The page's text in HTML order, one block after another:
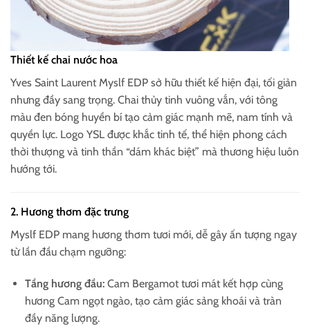
Thiết kế chai nước hoa
Yves Saint Laurent Myslf EDP sở hữu thiết kế hiện đại, tối giản
nhưng đầy sang trọng. Chai thủy tinh vuông vắn, với tông
màu đen bóng huyền bí tạo cảm giác mạnh mẽ, nam tính và
quyền lực. Logo YSL được khắc tinh tế, thể hiện phong cách
thời thượng và tinh thần “dám khác biệt” mà thương hiệu luôn
hướng tới.
2. Hương thơm đặc trưng
Myslf EDP mang hương thơm tươi mới, dễ gây ấn tượng ngay
từ lần đầu chạm ngưỡng:
Tầng hương đầu:Cam Bergamot tươi mát kết hợp cùng
hương Cam ngọt ngào, tạo cảm giác sảng khoái và tràn
đầy năng lượng.